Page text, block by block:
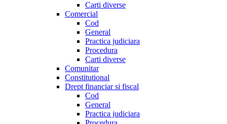
Carti diverse
Comercial
Cod
General
Practica judiciara
Procedura
Carti diverse
Comunitar
Constitutional
Drept financiar si fiscal
Cod
General
Practica judiciara